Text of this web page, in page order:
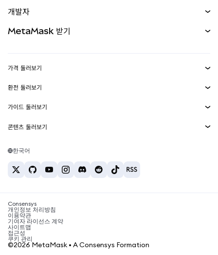
무기한 선물
실물자산
개발자
MetaMask Connect
Snaps
웹3 서비스
MetaMask 받기
보안
고객 지원
채용
가격 둘러보기
이더리움 가격
솔라나 가격
테더 가격
환전 둘러보기
ETH를 USD로 환전
USDT를 INR로 환전
BTC를 INR로 환전
ETH를 USDT로 환전
가이드 둘러보기
ETH 매수
USDT 매수
SHIB 매수
BNB 매수
콘텐츠 둘러보기
솔라나 지갑
암호화폐 세금 뉴스
암호화폐 매수 방법
비트코인 매도 방법
한국어
Consensys
개인정보 처리방침
이용약관
기여자 라이선스 계약
사이트맵
접근성
쿠키 관리
©2026 MetaMask • A Consensys Formation